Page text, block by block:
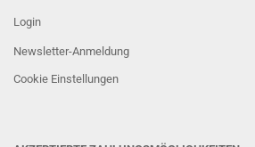
Login
Newsletter-Anmeldung
Cookie Einstellungen